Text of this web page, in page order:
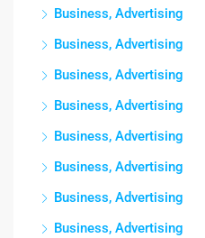
Business, Advertising
Business, Advertising
Business, Advertising
Business, Advertising
Business, Advertising
Business, Advertising
Business, Advertising
Business, Advertising